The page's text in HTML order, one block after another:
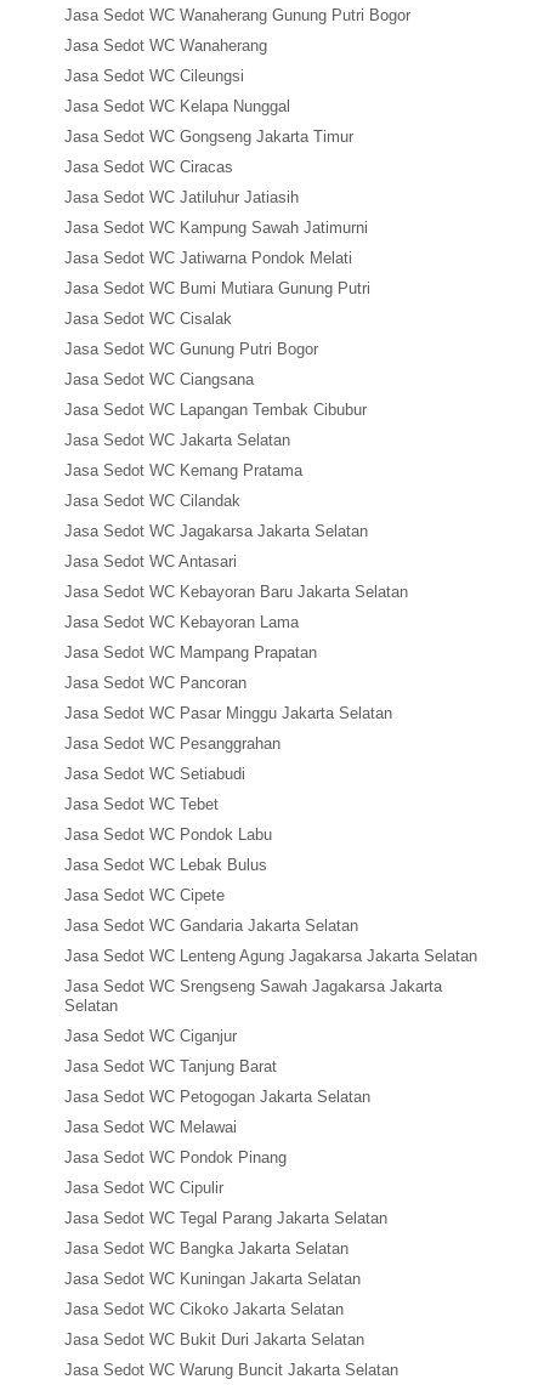
Jasa Sedot WC Wanaherang Gunung Putri Bogor
Jasa Sedot WC Wanaherang
Jasa Sedot WC Cileungsi
Jasa Sedot WC Kelapa Nunggal
Jasa Sedot WC Gongseng Jakarta Timur
Jasa Sedot WC Ciracas
Jasa Sedot WC Jatiluhur Jatiasih
Jasa Sedot WC Kampung Sawah Jatimurni
Jasa Sedot WC Jatiwarna Pondok Melati
Jasa Sedot WC Bumi Mutiara Gunung Putri
Jasa Sedot WC Cisalak
Jasa Sedot WC Gunung Putri Bogor
Jasa Sedot WC Ciangsana
Jasa Sedot WC Lapangan Tembak Cibubur
Jasa Sedot WC Jakarta Selatan
Jasa Sedot WC Kemang Pratama
Jasa Sedot WC Cilandak
Jasa Sedot WC Jagakarsa Jakarta Selatan
Jasa Sedot WC Antasari
Jasa Sedot WC Kebayoran Baru Jakarta Selatan
Jasa Sedot WC Kebayoran Lama
Jasa Sedot WC Mampang Prapatan
Jasa Sedot WC Pancoran
Jasa Sedot WC Pasar Minggu Jakarta Selatan
Jasa Sedot WC Pesanggrahan
Jasa Sedot WC Setiabudi
Jasa Sedot WC Tebet
Jasa Sedot WC Pondok Labu
Jasa Sedot WC Lebak Bulus
Jasa Sedot WC Cipete
Jasa Sedot WC Gandaria Jakarta Selatan
Jasa Sedot WC Lenteng Agung Jagakarsa Jakarta Selatan
Jasa Sedot WC Srengseng Sawah Jagakarsa Jakarta
Selatan
Jasa Sedot WC Ciganjur
Jasa Sedot WC Tanjung Barat
Jasa Sedot WC Petogogan Jakarta Selatan
Jasa Sedot WC Melawai
Jasa Sedot WC Pondok Pinang
Jasa Sedot WC Cipulir
Jasa Sedot WC Tegal Parang Jakarta Selatan
Jasa Sedot WC Bangka Jakarta Selatan
Jasa Sedot WC Kuningan Jakarta Selatan
Jasa Sedot WC Cikoko Jakarta Selatan
Jasa Sedot WC Bukit Duri Jakarta Selatan
Jasa Sedot WC Warung Buncit Jakarta Selatan